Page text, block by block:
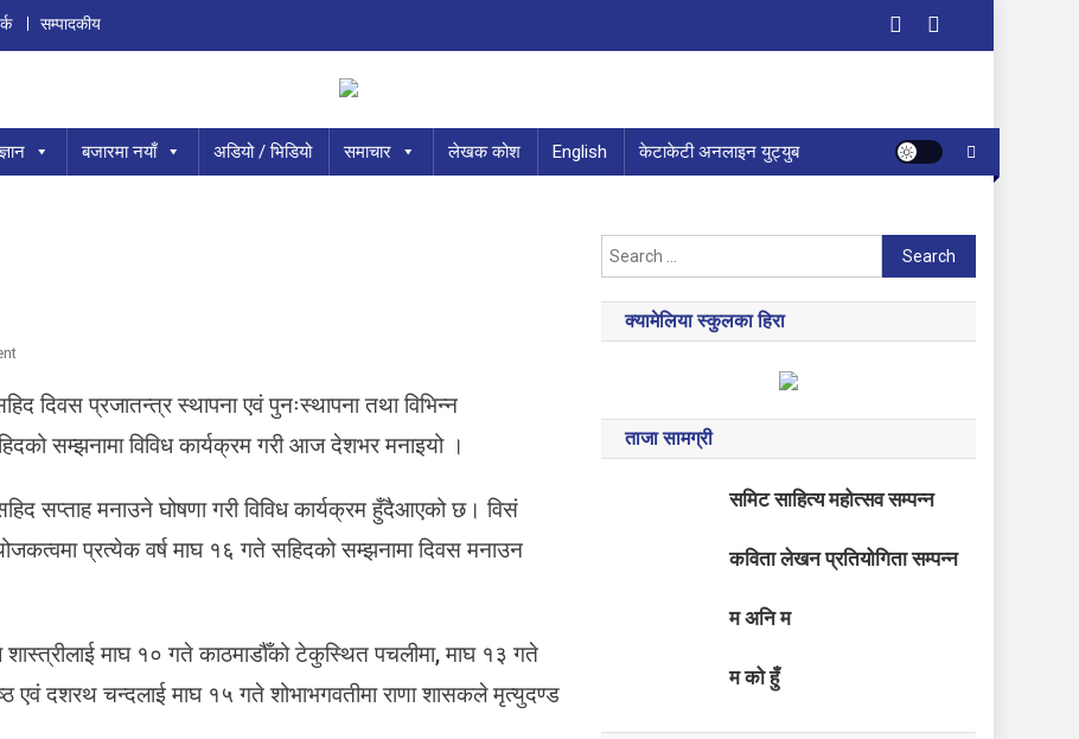
सम्पादकीय
बजारमा नयाँ अडियो / भिडियो समाचार लेखक कोश English केटाकेटी अनलाइन युट्युब
O
आ
द
दि
दिवस प्रजातन्त्र स्थापना एवं पुनःस्थापना तथा विभिन्न
सम्झनामा विविध कार्यक्रम गरी आज देशभर मनाइयो ।
सप्ताह मनाउने घोषणा गरी विविध कार्यक्रम हुँदैआएको छ। विसं
प्रत्येक वर्ष माघ १६ गते सहिदको सम्झनामा दिवस मनाउन
शास्त्रीलाई माघ १० गते काठमाडौँको टेकुस्थित पचलीमा, माघ १३ गते
एवं दशरथ चन्दलाई माघ १५ गते शोभाभगवतीमा राणा शासकले मृत्युदण्ड
Search
for:
क्यामेलिया स्कुलका हिरा
ताजा सामग्री
समिट साहित्य महोत्सव सम्पन्न
कविता लेखन प्रतियोगिता सम्पन्न
म अनि म
म को हुँ